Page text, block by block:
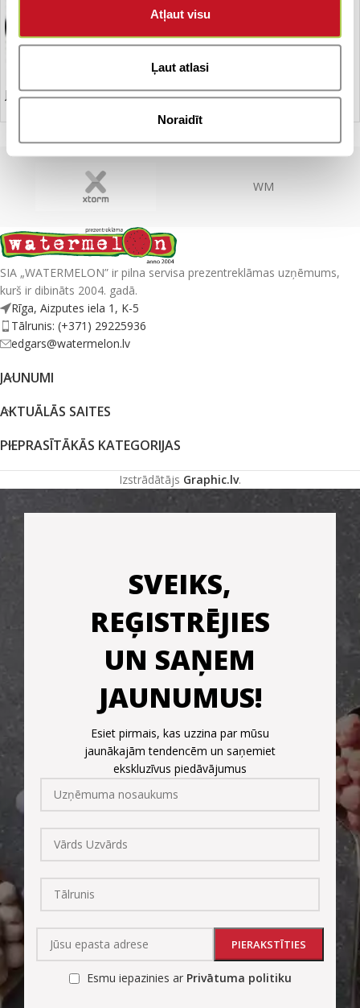
Atļaut visu
Ļaut atlasi
Noraidīt
Jostas soma
WM
SIA „WATERMELON” ir pilna servisa prezentreklāmas uzņēmums,
kurš ir dibināts 2004. gadā.
Rīga, Aizputes iela 1, K-5
Tālrunis: (+371) 29225936
edgars@watermelon.lv
JAUNUMI
AKTUĀLĀS SAITES
PIEPRASĪTĀKĀS KATEGORIJAS
Izstrādātājs Graphic.lv.
SVEIKS,
REĢISTRĒJIES
UN SAŅEM
JAUNUMUS!
Esiet pirmais, kas uzzina par mūsu
jaunākajām tendencēm un saņemiet
ekskluzīvus piedāvājumus
Esmu iepazinies ar Privātuma politiku